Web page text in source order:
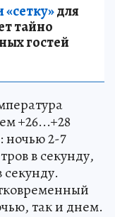
для
тайно
гостей
+26...+28
ночью 2-7
в секунду,
так и днем.